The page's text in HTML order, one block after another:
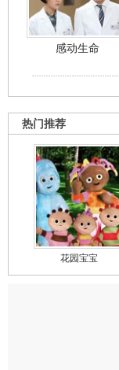
感动生命
热门推荐
花园宝宝